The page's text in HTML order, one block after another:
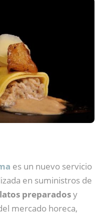
es un nuevo servicio
en suministros de
preparadosy
mercado horeca,